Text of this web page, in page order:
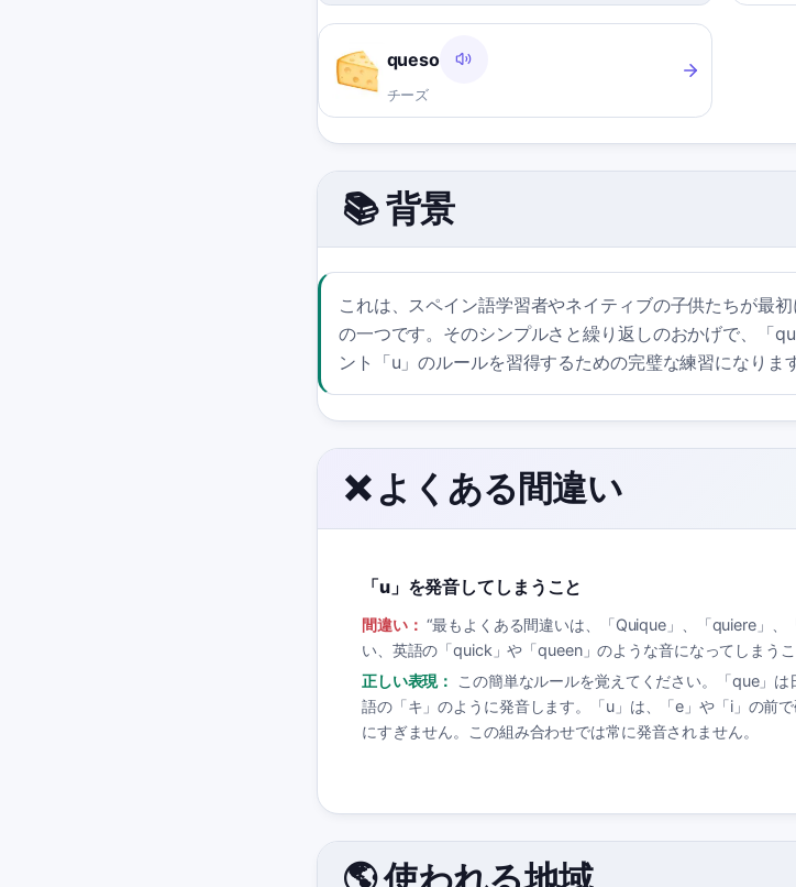
queso
チーズ
📚 背景
これは、スペイン語学習者やネイティブの子供たちが最
の一つです。そのシンプルさと繰り返しのおかげで、「
ント「u」のルールを習得するための完璧な練習になります
❌ よくある間違い
「u」を発音してしまうこと
間違い： “最もよくある間違いは、「Quique」、「quiere」、
い、英語の「quick」や「queen」のような音になってしまう
正しい表現：
この簡単なルールを覚えてください。「que」
語の「キ」のように発音します。「u」は、「e」や「i」の前
にすぎません。この組み合わせでは常に発音されません。
🌎 使われる地域